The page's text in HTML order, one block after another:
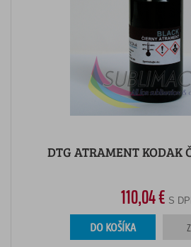
DTG ATRAMENT KODAK
110,04 € S
DO KOŠÍKA